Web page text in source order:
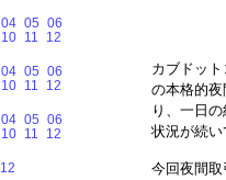
カブドッ
の本格的
り、一日
状況が続い
今回夜間
04 05 06
10 11
12
04 05 06
10 11
12
04 05 06
10 11
12
12